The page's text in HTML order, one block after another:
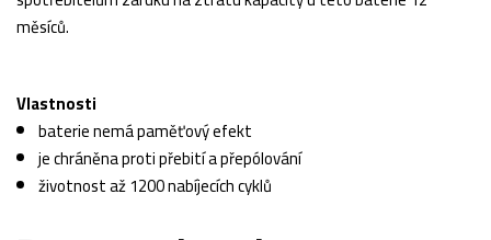
měsíců.
Vlastnosti
baterie nemá paměťový efekt
je chráněna proti přebití a přepólování
životnost až 1200 nabíjecích cyklů